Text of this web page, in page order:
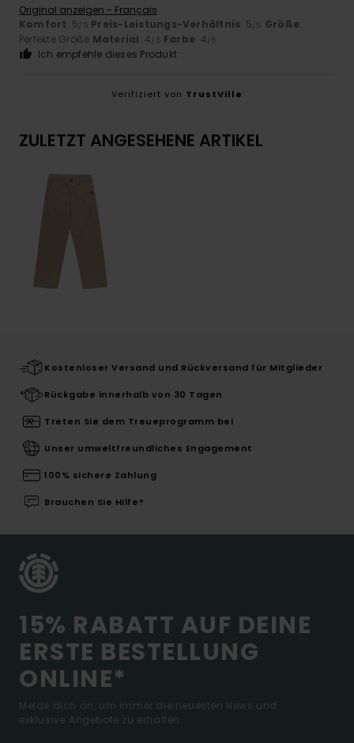
Original anzeigen - Français
Komfort: 5/5 Preis-Leistungs-Verhältnis: 5/5 Größe:
Perfekte Größe Material: 4/5 Farbe: 4/5
Ich empfehle dieses Produkt
Verifiziert von TrustVille
ZULETZT ANGESEHENE ARTIKEL
Kostenloser Versand und Rückversand für Mitglieder
Rückgabe innerhalb von 30 Tagen
Treten Sie dem Treueprogramm bei
Unser umweltfreundliches Engagement
100% sichere Zahlung
Brauchen Sie Hilfe?
15% RABATT AUF DEINE
ERSTE BESTELLUNG
ONLINE*
Melde dich an, um immer die neuesten News und
exklusive Angebote zu erhalten.